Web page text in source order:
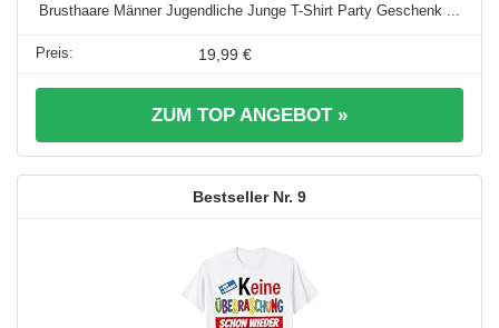
Brusthaare Männer Jugendliche Junge T-Shirt Party Geschenk ...
19,99 €
ZUM TOP ANGEBOT »
9